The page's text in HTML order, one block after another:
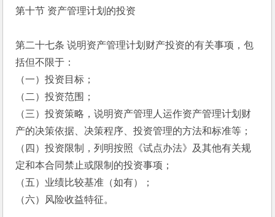
第十节 资产管理计划的投资
第二十七条 说明资产管理计划财产投资的有关事项，包
括但不限于：
（一）投资目标；
（二）投资范围；
（三）投资策略，说明资产管理人运作资产管理计划财
产的决策依据、决策程序、投资管理的方法和标准等；
（四）投资限制，列明按照《试点办法》及其他有关规
定和本合同禁止或限制的投资事项；
（五）业绩比较基准（如有）；
（六）风险收益特征。